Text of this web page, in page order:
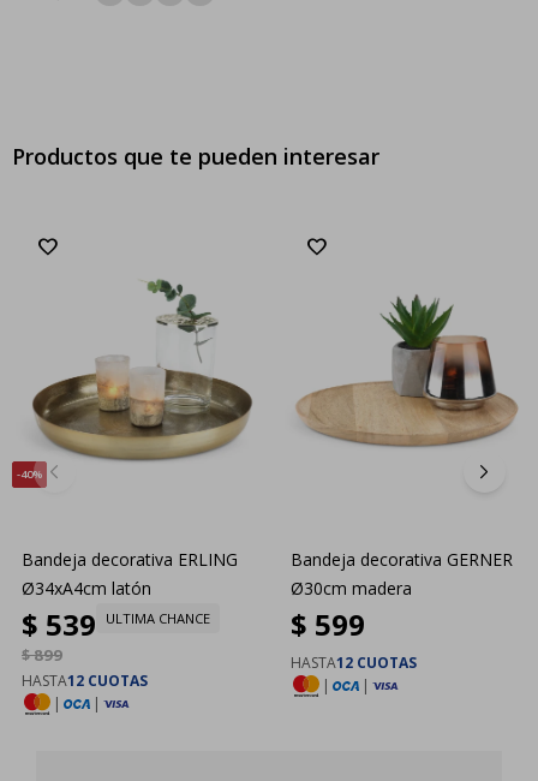
Productos que te pueden interesar
40
Bandeja decorativa ERLING
Ø34xA4cm latón
$ 539
$899
ULTIMA CHANCE
HASTA12 CUOTAS
|
|
Bandeja decorativa GERNER
Ø30cm madera
$ 599
HASTA12 CUOTAS
|
|